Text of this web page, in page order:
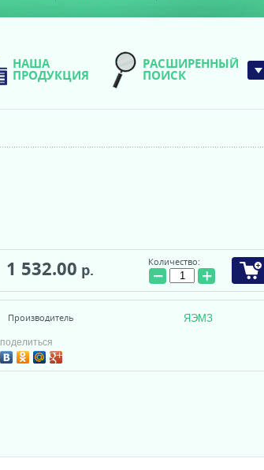
НАША
ПРОДУКЦИЯ
РАСШИРЕННЫЙ
ПОИСК
1 532.00 р. Количество:
− +
Производитель ЯЭМЗ
поделиться